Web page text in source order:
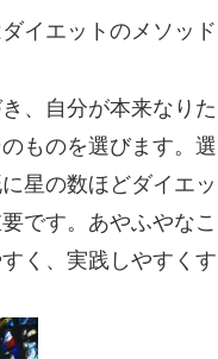
イエットのメソッド
、自分が本来なり
ものを選びます。
星の数ほどダイエ
です。あやふやな
く、実践しやすく